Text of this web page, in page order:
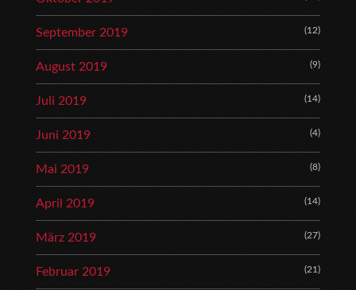
September 2019 (12)
August 2019 (9)
Juli 2019 (14)
Juni 2019 (4)
Mai 2019 (8)
April 2019 (14)
März 2019 (27)
Februar 2019 (21)